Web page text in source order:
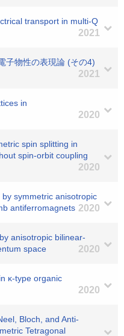
transport in multi-Q
2021
子物性の表現論 (その4)
2021
in
2020
spin splitting in
spin-orbit coupling
2020
symmetric anisotropic
antiferromagnets 2020
anisotropic bilinear-
space
2020
κ-type organic
2020
Bloch, and Anti-
Tetragonal